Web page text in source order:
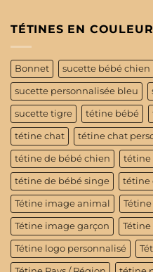
TÉTINES EN
Bonnet sucette bébé chien
sucette personnalisée bleu
sucette tigre tétine bébé
tétine chat tétine chat
tétine de bébé chien tétine
tétine de bébé singe tétine
Tétine image animal
Tétine image garçon
Tétine logo personnalisé